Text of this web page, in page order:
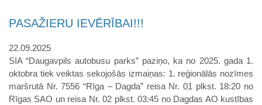
PASAŽIERU IEVĒRĪBAI!!!
22.09.2025
SIA “Daugavpils autobusu parks” paziņo, ka no 2025. gada 1.
oktobra tiek veiktas sekojošās izmaiņas: 1. reģionālās nozīmes
maršrutā Nr. 7556 “Rīga – Dagda” reisa Nr. 01 plkst. 18:20 no
Rīgas SAO un reisa Nr. 02 plkst. 03:45 no Dagdas AO kustības